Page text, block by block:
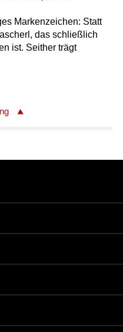
Markenzeichen: Statt
das schließlich
ist. Seither trägt